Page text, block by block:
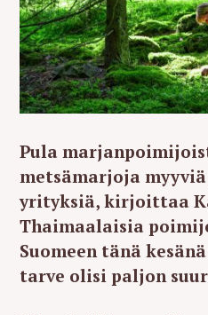
Pula
metsämarjoja
yrityksiä, kirjoittaa
Thaimaalaisia
Suomeen tänä
tarve olisi paljon